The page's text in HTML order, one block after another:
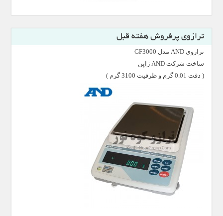
ترازوی پرفروش هفته قبل
ترازوی AND مدل GF3000
ساخت شرکت AND ژاپن
( دقت 0.01 گرم و ظرفیت 3100 گرم )